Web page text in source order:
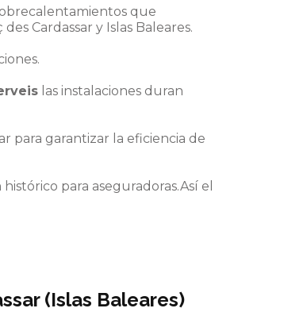
que
Cardassar y Islas Baleares.
las instalaciones duran
para garantizar la eficiencia de
para aseguradoras.Así el
(Islas Baleares)